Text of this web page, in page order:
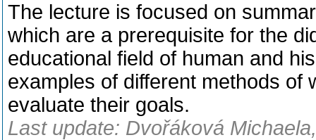
The lecture is focused on
which are a prerequisite for the
educational field of human and
examples of different methods of
evaluate their goals.
Last update: Dvořáková